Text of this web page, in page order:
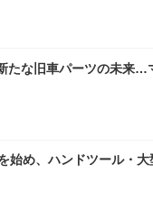
たな旧車パーツの未来…
め、ハンドツール・大